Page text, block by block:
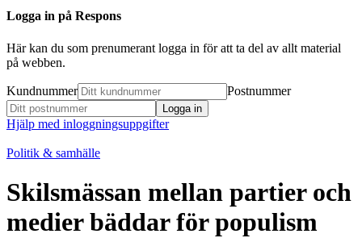
Logga in på Respons
Här kan du som prenumerant logga in för att ta del av allt material
på webben.
Kundnummer Postnummer
Hjälp med inloggningsuppgifter
Politik & samhälle
Skilsmässan mellan partier och
medier bäddar för populism